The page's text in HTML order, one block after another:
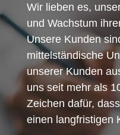
Wir lieben es,
und Wachstum
Unsere Kunden
mittelständische
unserer Kunden
uns seit mehr als
Zeichen dafür,
einen langfristigen